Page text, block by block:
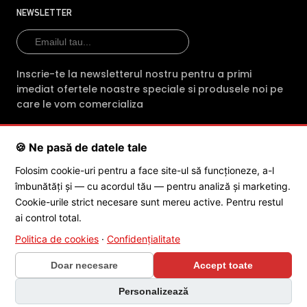
profesionalism fiecare comanda. Indiferent
de produsul achizitionat, clientii primesc din
partea magazinului online intre 2 si 3 ani
E-Camere.ro ofera si consultanta tehnica
echipamentelor cumparate
Echipa de profesionisti ai magazinului E-
camere.ro asigura in sprijinul cetatenilor
servicii dedicate dezvoltarii si comercializarii
de camere de supraveghere profesionale,
adresandu-se in special directorilor de
companii si antreprenorilor, dar si institutiilor
de stat, care urmaresc buna conduita
NEWSLETTER
Inscrie-te la newsletterul nostru pentru a primi
imediat ofertele noastre speciale si produsele noi pe
care le vom comercializa
SC POLITES ONLINE SRL· CUI: RO34846331· Reg. Com.:
J2015001227161
· Capital social: 200 RON · Sediu: Str. Petrache
Poenaru, Nr. 1, Craiova, Jud. Dolj ·Contactează-ne·Service produs
© 2026 SC POLITES ONLINE SRL
🍪 Ne pasă de datele tale
Folosim cookie-uri pentru a face site-ul să funcționeze, a-l
îmbunătăți și — cu acordul tău — pentru analiză și marketing.
Cookie-urile strict necesare sunt mereu active. Pentru restul
ai control total.
Politica de cookies · Confidențialitate
Doar necesare
Personalizează
Accept toate